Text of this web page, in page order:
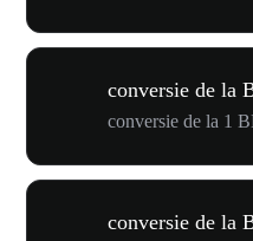
conversie de la
conversie de la 1
conversie de la